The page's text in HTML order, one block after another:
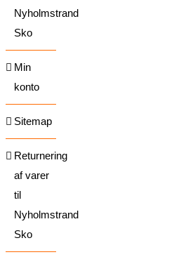
Nyholmstrand
Sko
Min
konto
Sitemap
Returnering
af varer
til
Nyholmstrand
Sko